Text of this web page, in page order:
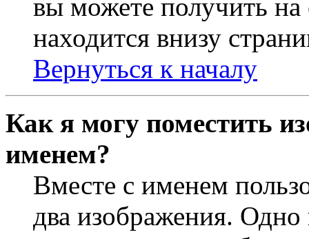
вы можете получить на
находится внизу
Вернуться к началу
Как я могу поместить
именем?
Вместе с именем
два изображения.